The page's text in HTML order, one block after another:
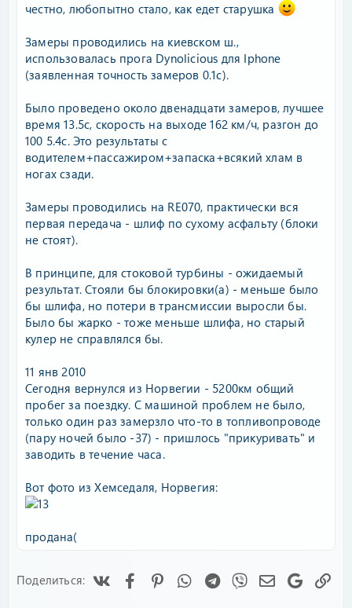
честно, любопытно стало, как едет старушка
Замеры проводились на киевском ш.,
использовалась прога Dynolicious для Iphone
(заявленная точность замеров 0.1с).
Было проведено около двенадцати замеров, лучшее
время 13.5с, скорость на выходе 162 км/ч, разгон до
100 5.4с. Это результаты с
водителем+пассажиром+запаска+всякий хлам в
ногах сзади.
Замеры проводились на RE070, практически вся
первая передача - шлиф по сухому асфальту (блоки
не стоят).
В принципе, для стоковой турбины - ожидаемый
результат. Стояли бы блокировки(а) - меньше было
бы шлифа, но потери в трансмиссии выросли бы.
Было бы жарко - тоже меньше шлифа, но старый
кулер не справлялся бы.
11 янв 2010
Сегодня вернулся из Норвегии - 5200км общий
пробег за поездку. С машиной проблем не было,
только один раз замерзло что-то в топливопроводе
(пару ночей было -37) - пришлось "прикуривать" и
заводить в течение часа.
Вот фото из Хемседаля, Норвегия:
продана(
Поделиться: FacebookPinterestWhatsAppTelegram
Viber Google